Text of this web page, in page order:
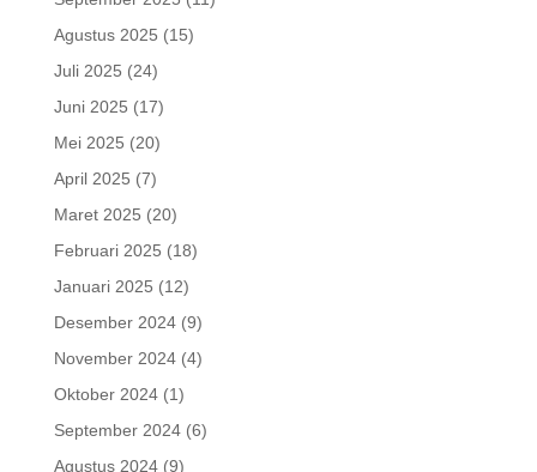
Agustus 2025 (15)
Juli 2025 (24)
Juni 2025 (17)
Mei 2025 (20)
April 2025 (7)
Maret 2025 (20)
Februari 2025 (18)
Januari 2025 (12)
Desember 2024(9)
November 2024(4)
Oktober 2024(1)
September 2024(6)
Agustus 2024(9)